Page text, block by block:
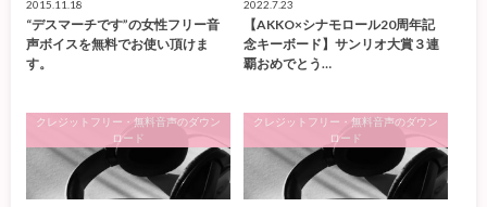
2015.11.18
“デスマーチです”の女性フリー音
声ボイスを無料でお使い頂けま
す。
2022.7.23
【AKKO×シナモロール20周年記
念キーボード】サンリオ大賞３連
覇おめでとう…
クレジットフリー・無料音声のダウン
ロード
クレジットフリー・無料音声のダウン
ロード